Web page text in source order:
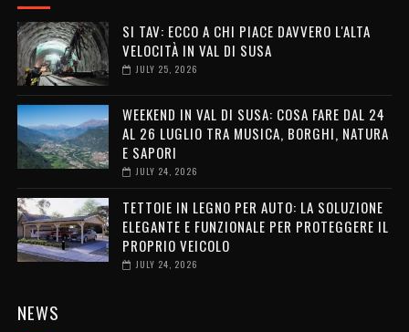
SI TAV: ECCO A CHI PIACE DAVVERO L'ALTA
VELOCITÀ IN VAL DI SUSA
JULY 25, 2026
WEEKEND IN VAL DI SUSA: COSA FARE DAL 24
AL 26 LUGLIO TRA MUSICA, BORGHI, NATURA
E SAPORI
JULY 24, 2026
TETTOIE IN LEGNO PER AUTO: LA SOLUZIONE
ELEGANTE E FUNZIONALE PER PROTEGGERE IL
PROPRIO VEICOLO
JULY 24, 2026
NEWS